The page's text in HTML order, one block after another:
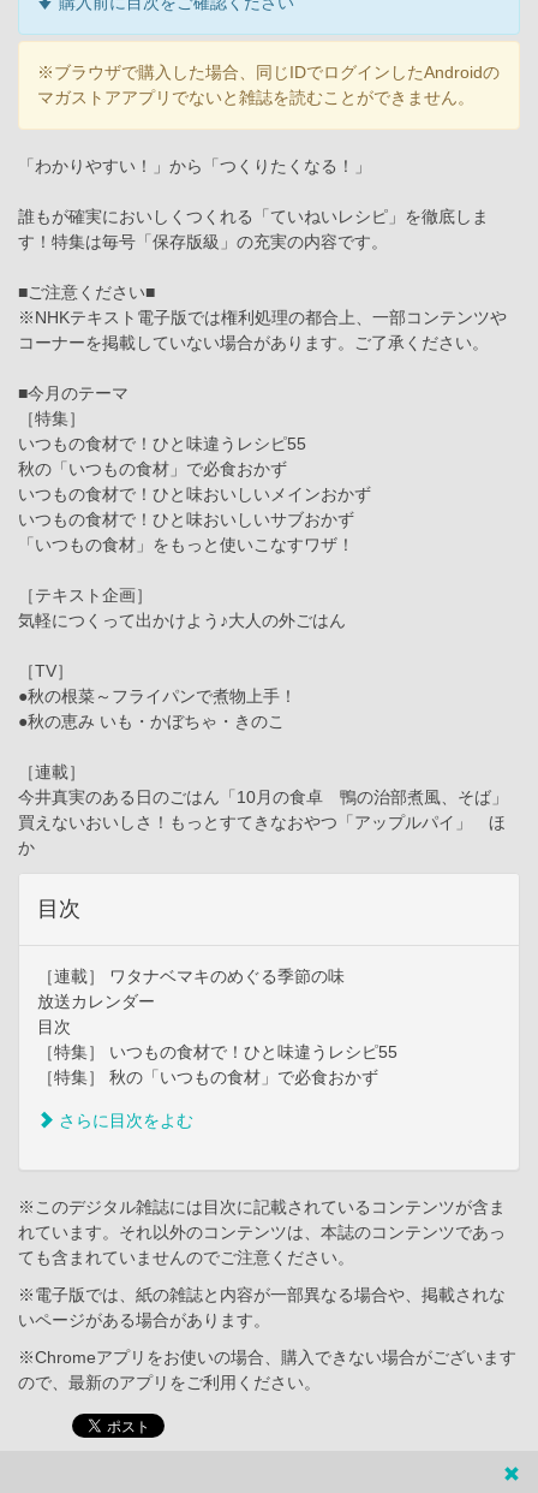
※ブラウザで購入した場合、同じIDでログインしたAndroidの
マガストアアプリでないと雑誌を読むことができません。
「わかりやすい！」から「つくりたくなる！」
誰もが確実においしくつくれる「ていねいレシピ」を徹底しま
す！特集は毎号「保存版級」の充実の内容です。
■ご注意ください■
※NHKテキスト電子版では権利処理の都合上、一部コンテンツや
コーナーを掲載していない場合があります。ご了承ください。
■今月のテーマ
［特集］
いつもの食材で！ひと味違うレシピ55
秋の「いつもの食材」で必食おかず
いつもの食材で！ひと味おいしいメインおかず
いつもの食材で！ひと味おいしいサブおかず
「いつもの食材」をもっと使いこなすワザ！
［テキスト企画］
気軽につくって出かけよう♪大人の外ごはん
［TV］
●秋の根菜～フライパンで煮物上手！
●秋の恵み いも・かぼちゃ・きのこ
［連載］
今井真実のある日のごはん「10月の食卓 鴨の治部煮風、そば」
買えないおいしさ！もっとすてきなおやつ「アップルパイ」 ほ
か
目次
［連載］ ワタナベマキのめぐる季節の味
放送カレンダー
目次
［特集］ いつもの食材で！ひと味違うレシピ55
［特集］ 秋の「いつもの食材」で必食おかず
さらに目次をよむ
※このデジタル雑誌には目次に記載されているコンテンツが含ま
れています。それ以外のコンテンツは、本誌のコンテンツであっ
ても含まれていませんのでご注意ください。
※電子版では、紙の雑誌と内容が一部異なる場合や、掲載されな
いページがある場合があります。
※Chromeアプリをお使いの場合、購入できない場合がございます
ので、最新のアプリをご利用ください。